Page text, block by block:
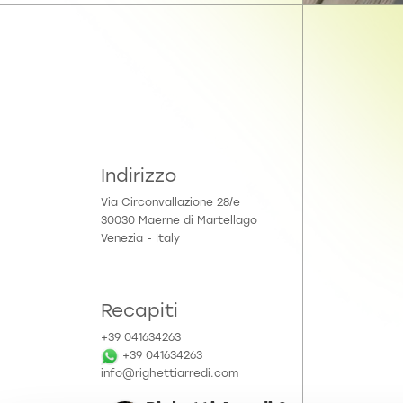
Indirizzo
Via Circonvallazione 28/e
30030 Maerne di Martellago
Venezia - Italy
Recapiti
+39 041634263
+39 041634263
info@righettiarredi.com